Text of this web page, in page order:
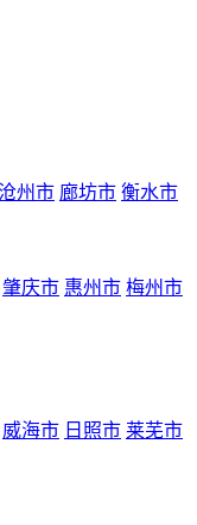
州市 廊坊市 衡水市
肇庆市 惠州市 梅州市
威海市 日照市 莱芜市